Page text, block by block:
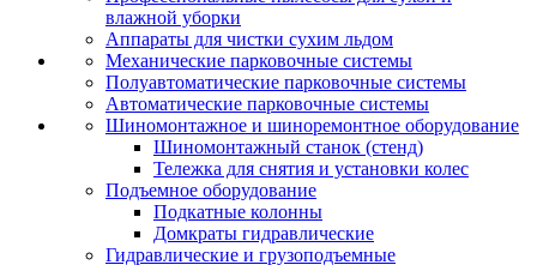
влажной уборки
Аппараты для чистки сухим льдом
Механические парковочные системы
Полуавтоматические парковочные системы
Автоматические парковочные системы
Шиномонтажное и шиноремонтное оборудование
Шиномонтажный станок (стенд)
Тележка для снятия и установки колес
Подъемное оборудование
Подкатные колонны
Домкраты гидравлические
Гидравлические и грузоподъемные